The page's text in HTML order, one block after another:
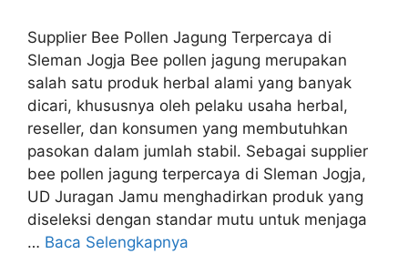
Supplier Bee Pollen Jagung Terpercaya di
Sleman Jogja Bee pollen jagung merupakan
salah satu produk herbal alami yang banyak
dicari, khususnya oleh pelaku usaha herbal,
reseller, dan konsumen yang membutuhkan
pasokan dalam jumlah stabil. Sebagai supplier
bee pollen jagung terpercaya di Sleman Jogja,
UD Juragan Jamu menghadirkan produk yang
diseleksi dengan standar mutu untuk menjaga
… Baca Selengkapnya